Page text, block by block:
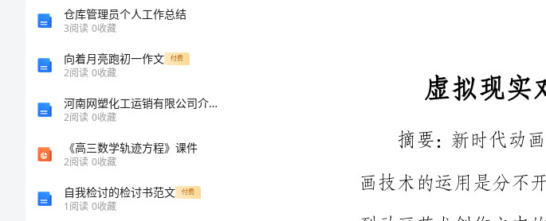
仓库管理员个人工作总结
3阅读 0收藏
向着月亮跑初一作文 付费
2阅读 0收藏
河南网塑化工运销有限公司介绍企业发展分析报告
2阅读 0收藏
《高三数学轨迹方程》课件
2阅读 0收藏
自我检讨的检讨书范文 付费
1阅读 0收藏